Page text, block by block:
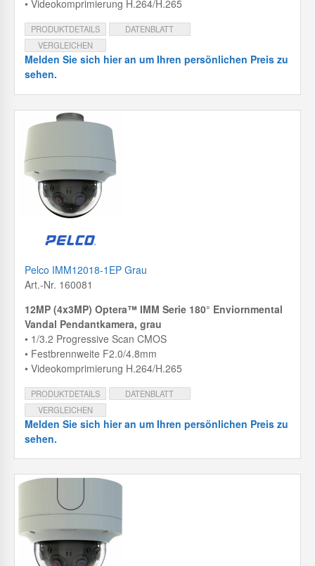
• Videokomprimierung H.264/H.265
PRODUKTDETAILS
DATENBLATT
VERGLEICHEN
Melden Sie sich hier an um Ihren persönlichen Preis zu
sehen.
Pelco IMM12018-1EP Grau
Art.-Nr. 160081
12MP (4x3MP) Optera™ IMM Serie 180° Enviornmental
Vandal Pendantkamera, grau
• 1/3.2 Progressive Scan CMOS
• Festbrennweite F2.0/4.8mm
• Videokomprimierung H.264/H.265
PRODUKTDETAILS
DATENBLATT
VERGLEICHEN
Melden Sie sich hier an um Ihren persönlichen Preis zu
sehen.